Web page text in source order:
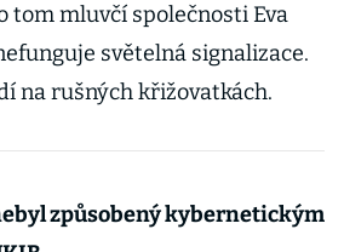
tom mluvčí společnosti Eva
světelná signalizace.
na rušných křižovatkách.
způsobený kybernetickým